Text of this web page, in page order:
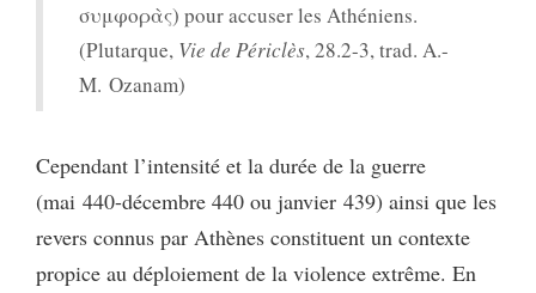
συμφορὰς) pour accuser les Athéniens.
(Plutarque, Vie de Périclès, 28.2-3, trad. A.-
M. Ozanam)
Cependant l’intensité et la durée de la guerre
(mai 440-décembre 440 ou janvier 439) ainsi que les
revers connus par Athènes constituent un contexte
propice au déploiement de la violence extrême. En